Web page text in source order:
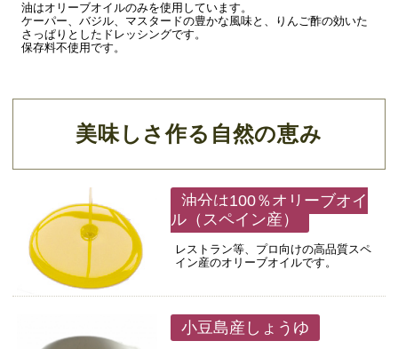
油はオリーブオイルのみを使用しています。
ケーパー、バジル、マスタードの豊かな風味と、りんご酢の効いた
さっぱりとしたドレッシングです。
保存料不使用です。
美味しさ作る自然の恵み
油分は100％オリーブオイ
ル（スペイン産）
レストラン等、プロ向けの高品質スペ
イン産のオリーブオイルです。
小豆島産しょうゆ